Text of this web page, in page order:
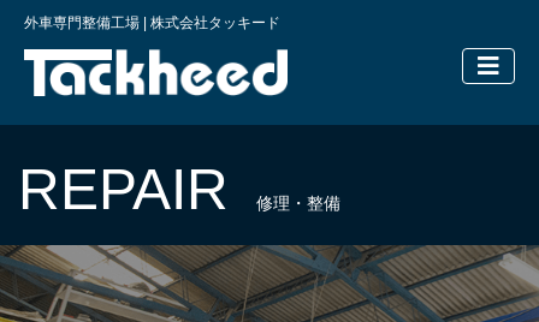
外車専門整備工場 | 株式会社タッキード
横浜の外
REPAIR 修理・整備